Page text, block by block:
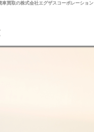
買取の株式会社エグザスコーポレーション